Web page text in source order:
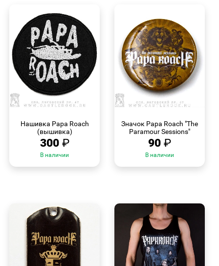
Нашивка Papa Roach
(вышивка)
300 ₽
В наличии
Значок Papa Roach "The
Paramour Sessions"
90 ₽
В наличии